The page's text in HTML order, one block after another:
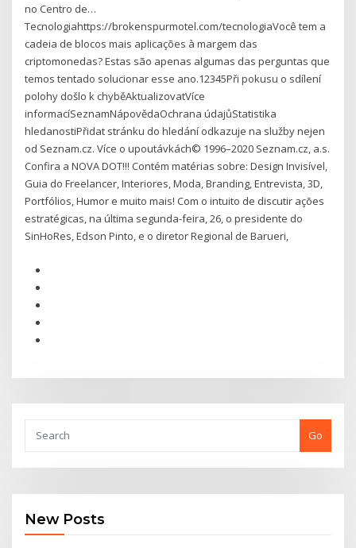
no Centro de…
Tecnologiahttps://brokenspurmotel.com/tecnologiaVocê tem a
cadeia de blocos mais aplicações à margem das
criptomonedas? Estas são apenas algumas das perguntas que
temos tentado solucionar esse ano.12345Při pokusu o sdílení
polohy došlo k chyběAktualizovatVíce
informacíSeznamNápovědaOchrana údajůStatistika
hledanostiPřidat stránku do hledání odkazuje na služby nejen
od Seznam.cz. Více o upoutávkách© 1996–2020 Seznam.cz, a.s.
Confira a NOVA DOT!!! Contém matérias sobre: Design Invisível,
Guia do Freelancer, Interiores, Moda, Branding, Entrevista, 3D,
Portfólios, Humor e muito mais! Com o intuito de discutir ações
estratégicas, na última segunda-feira, 26, o presidente do
SinHoRes, Edson Pinto, e o diretor Regional de Barueri,
Go
New Posts